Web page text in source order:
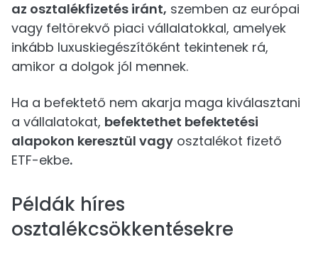
az osztalékfizetés iránt, szemben az európai
vagy feltörekvő piaci vállalatokkal, amelyek
inkább luxuskiegészítőként tekintenek rá,
amikor a dolgok jól mennek.
Ha a befektető nem akarja maga kiválasztani
a vállalatokat, befektethet befektetési
alapokon keresztül vagy osztalékot fizető
ETF-ekbe.
Példák híres
osztalékcsökkentésekre